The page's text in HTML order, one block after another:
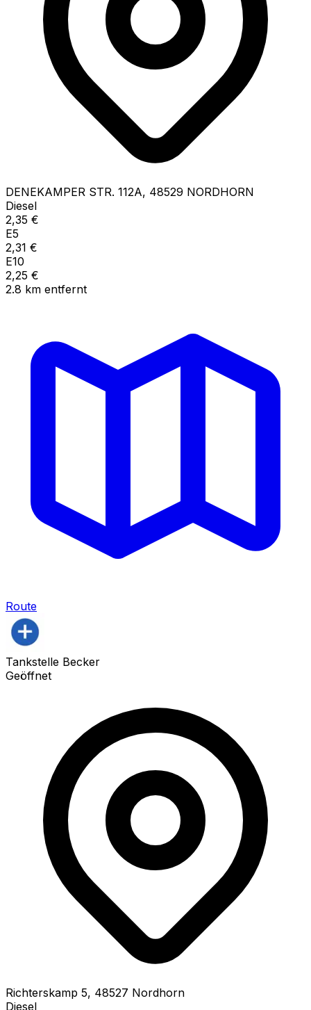
DENEKAMPER STR. 112A, 48529 NORDHORN
Diesel
2,35 €
E5
2,31 €
E10
2,25 €
2.8 km entfernt
Route
Tankstelle Becker
Geöffnet
Richterskamp 5, 48527 Nordhorn
Diesel